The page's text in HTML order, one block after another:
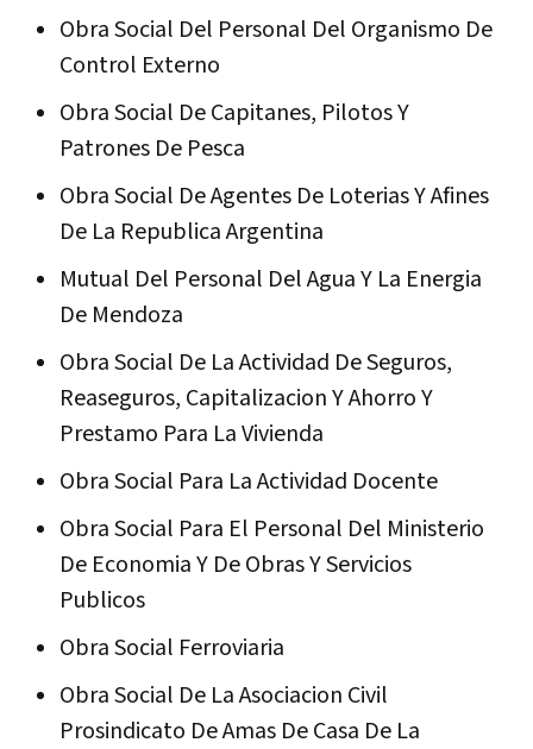
Obra Social Del Personal Del Organismo De
Control Externo
Obra Social De Capitanes, Pilotos Y
Patrones De Pesca
Obra Social De Agentes De Loterias Y Afines
De La Republica Argentina
Mutual Del Personal Del Agua Y La Energia
De Mendoza
Obra Social De La Actividad De Seguros,
Reaseguros, Capitalizacion Y Ahorro Y
Prestamo Para La Vivienda
Obra Social Para La Actividad Docente
Obra Social Para El Personal Del Ministerio
De Economia Y De Obras Y Servicios
Publicos
Obra Social Ferroviaria
Obra Social De La Asociacion Civil
Prosindicato De Amas De Casa De La